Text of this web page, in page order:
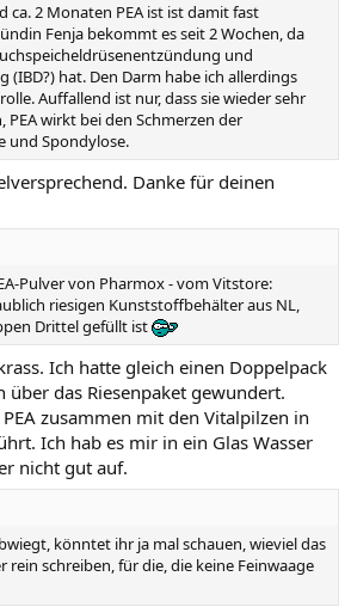
ca. 2 Monaten PEA ist ist damit fast
Fenja bekommt es seit 2 Wochen, da
und
hat. Den Darm habe ich allerdings
Auffallend ist nur, dass sie wieder sehr
PEA wirkt bei den Schmerzen der
und Spondylose.
Danke für deinen
Pulver von Pharmox - vom Vitstore:
riesigen Kunststoffbehälter aus NL,
Drittel gefüllt ist
Ich hatte gleich einen Doppelpack
über das Riesenpaket gewundert.
zusammen mit den Vitalpilzen in
Ich hab es mir in ein Glas Wasser
nicht gut auf.
könntet ihr ja mal schauen, wieviel das
rein schreiben, für die, die keine Feinwaage